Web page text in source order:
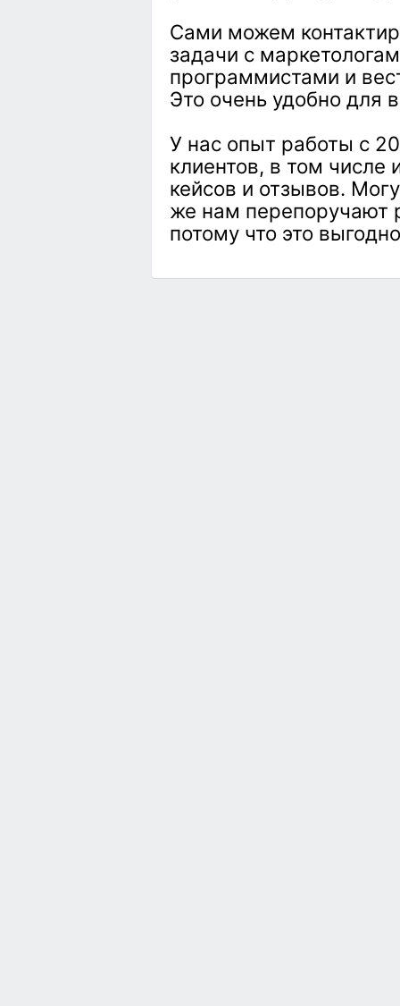
Сами можем
задачи с
программистами и
Это очень удобно для
У нас опыт работы с
клиентов, в том
кейсов и отзывов.
же нам перепоручают
потому что это